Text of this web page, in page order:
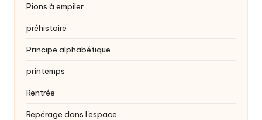
Pions à empiler
préhistoire
Principe alphabétique
printemps
Rentrée
Repérage dans l'espace